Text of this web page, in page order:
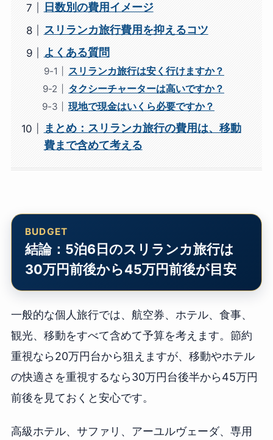
日数別の費用イメージ
スリランカ旅行費用を抑えるコツ
よくある質問
スリランカ旅行は安く行けますか？
タクシーチャーターは高いですか？
現地で現金はいくら必要ですか？
まとめ：スリランカ旅行の費用は、移動
費まで含めて考える
結論：5泊6日のスリランカ旅行は
30万円前後から45万円前後が目安
一般的な個人旅行では、航空券、ホテル、食事、
観光、移動をすべて含めて予算を考えます。節約
重視なら20万円台から狙えますが、移動やホテル
の快適さを重視するなら30万円台後半から45万円
前後を見ておくと安心です。
高級ホテル、サファリ、アーユルヴェーダ、専用